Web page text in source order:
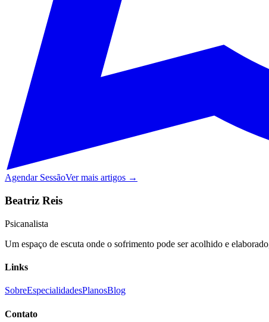
Agendar SessãoVer mais artigos →
Beatriz Reis
Psicanalista
Um espaço de escuta onde o sofrimento pode ser acolhido e
Links
SobreEspecialidadesPlanosBlog
Contato